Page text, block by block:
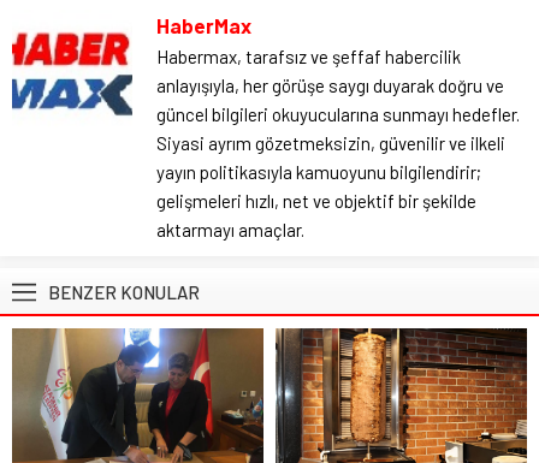
HaberMax
Habermax, tarafsız ve şeffaf habercilik
anlayışıyla, her görüşe saygı duyarak doğru ve
güncel bilgileri okuyucularına sunmayı hedefler.
Siyasi ayrım gözetmeksizin, güvenilir ve ilkeli
yayın politikasıyla kamuoyunu bilgilendirir;
gelişmeleri hızlı, net ve objektif bir şekilde
aktarmayı amaçlar.
BENZER KONULAR